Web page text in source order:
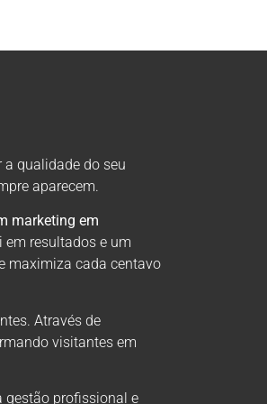
a qualidade do seu
aparecem.
marketing em
em resultados e um
maximiza cada centavo
Através de
visitantes em
gestão profissional e